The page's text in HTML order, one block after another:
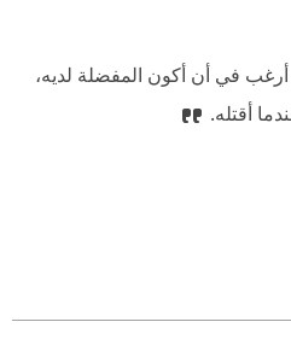
في أن أكون المفضلة لديه،
أقتله.